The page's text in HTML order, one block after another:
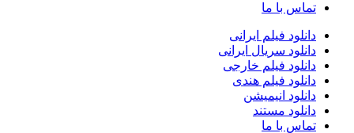
تماس با ما
دانلود فیلم ایرانی
دانلود سریال ایرانی
دانلود فیلم خارجی
دانلود فیلم هندی
دانلود انیمیشن
دانلود مستند
تماس با ما